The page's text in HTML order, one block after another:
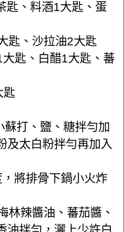
匙、料酒1大匙、蛋
匙、沙拉油2大匙
匙、白醋1大匙、蕃
匙
打、鹽、糖拌勻加
及太白粉拌勻再加入
將排骨下鍋小火炸
林辣醬油、蕃茄醬、